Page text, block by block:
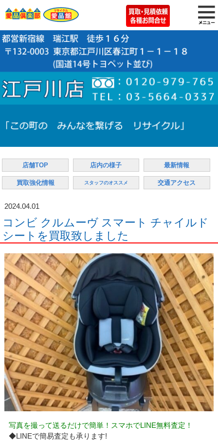
店舗TOP 店内の様子 最新情報
買取強化情報 スタッフのオススメ 交通アクセス
2024.04.01
コンビ クルムーヴ スマート チャイルド
シートを買取致しました
写真を撮って送るだけで簡単！スマホでLINE無料査定！
◆LINEで簡易査定も承ります!